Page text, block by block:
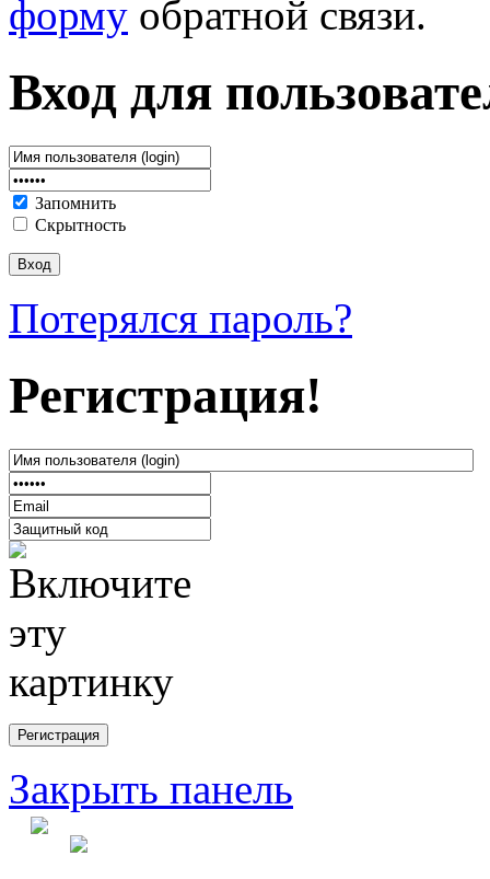
форму обратной связи.
Вход для
Запомнить
Скрытность
Потерялся пароль?
Регистрация!
Закрыть панель